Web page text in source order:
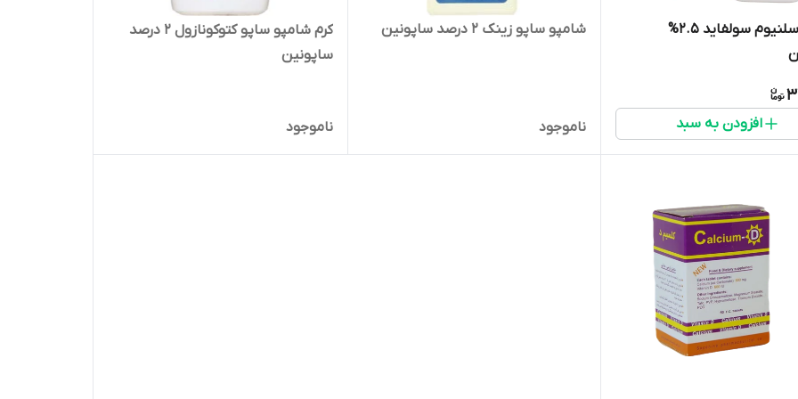
شامپو سلنیوم سولفاید 2.5%
افزودن به سبد
شامپو ساپو زینک 2 درصد ساپونین
ناموجود
کرم شامپو ساپو کتوکونازول 2 درصد
ساپونین
ناموجود